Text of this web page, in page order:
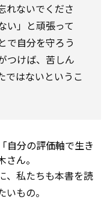
れないでくださ
い」と頑張って
で自分を守ろう
つけば、苦しん
ではないというこ
自分の評価軸で生き
ん。
、私たちも本書を読
もの。